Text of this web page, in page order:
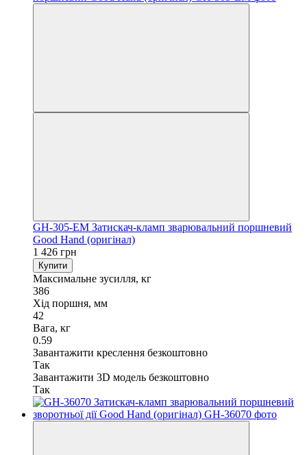
GH-305-EM Затискач-кламп зварювальний поршневий
Good Hand (оригінал)
1 426 грн
Купити
Максимальне зусилля, кг
386
Хід поршня, мм
42
Вага, кг
0.59
Завантажити креслення безкоштовно
Так
Завантажити 3D модель безкоштовно
Так